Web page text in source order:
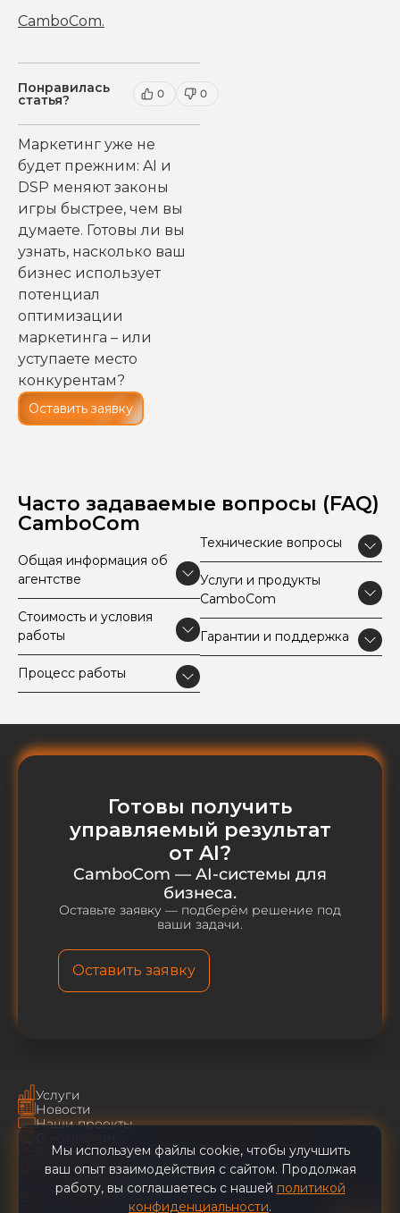
CamboCom.
Понравилась
статья? 0 0
Маркетинг уже не
будет прежним: AI и
DSP меняют законы
игры быстрее, чем вы
думаете. Готовы ли вы
узнать, насколько ваш
бизнес использует
потенциал
оптимизации
маркетинга – или
уступаете место
конкурентам?
Оставить заявку
Часто задаваемые вопросы (FAQ)
CamboCom
Общая информация об
агентстве
Стоимость и условия
работы
Процесс работы
Технические вопросы
Услуги и продукты
CamboCom
Гарантии и поддержка
Готовы получить
управляемый результат
от AI?
CamboCom — AI-системы для
бизнеса.
Оставьте заявку — подберём решение под
ваши задачи.
Оставить заявку
info@cambocom.com
Карьера
Пользовательское соглашение
Политика конфиденциальности
Услуги
Новости
Наши проекты
Мы используем файлы cookie, чтобы улучшить
ваш опыт взаимодействия с сайтом. Продолжая
работу, вы соглашаетесь с нашей политикой
конфиденциальности.
CamboCom AI ✕
Наши клиенты сокращают